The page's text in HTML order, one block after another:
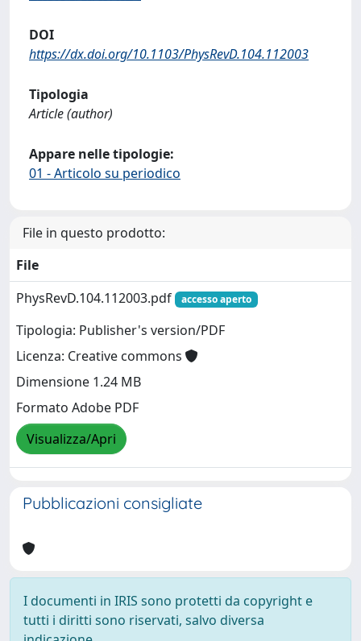
DOI
https://dx.doi.org/10.1103/PhysRevD.104.112003
Tipologia
Article (author)
Appare nelle tipologie:
01 - Articolo su periodico
File in questo prodotto:
File
PhysRevD.104.112003.pdf
accesso aperto
Tipologia: Publisher's version/PDF
Licenza: Creative commons
Dimensione 1.24 MB
Formato Adobe PDF
Visualizza/Apri
Pubblicazioni consigliate
I documenti in IRIS sono protetti da copyright e
tutti i diritti sono riservati, salvo diversa